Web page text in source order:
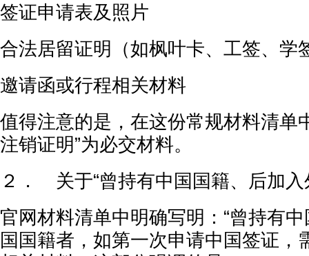
签证申请表及照片
合法居留证明（如枫叶卡、工签、学
邀请函或行程相关材料
值得注意的是，在这份常规材料清单
注销证明”为必交材料。
２． 关于“曾持有中国国籍、后加入
官网材料清单中明确写明：“曾持有
国国籍者，如第一次申请中国签证，